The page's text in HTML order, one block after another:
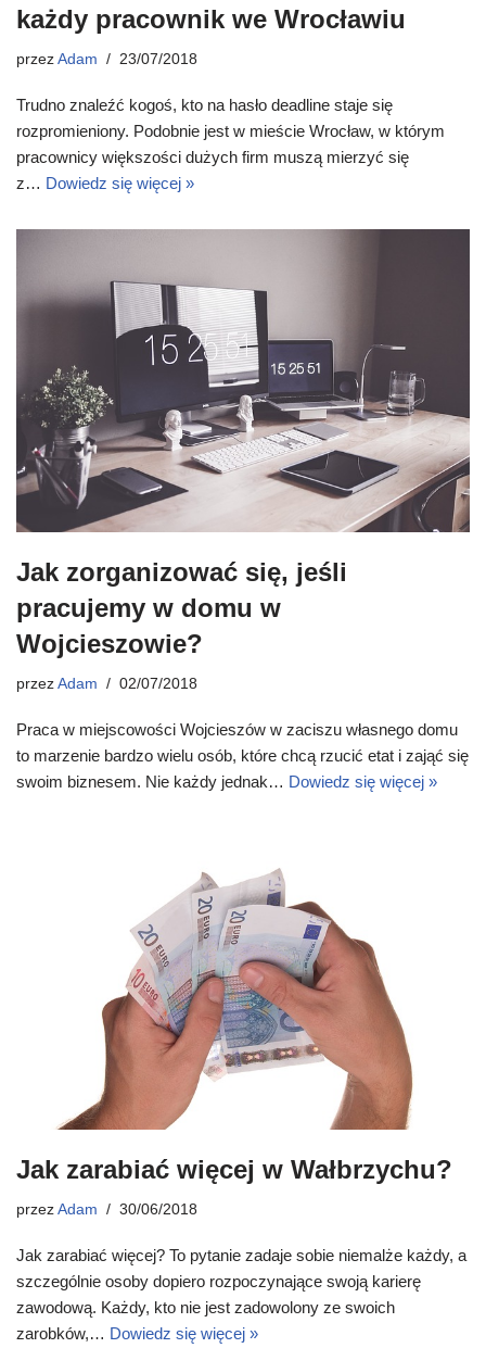
każdy pracownik we Wrocławiu
przez Adam 23/07/2018
Trudno znaleźć kogoś, kto na hasło deadline staje się
rozpromieniony. Podobnie jest w mieście Wrocław, w którym
pracownicy większości dużych firm muszą mierzyć się
z… Dowiedz się więcej »
Jak zorganizować się, jeśli
pracujemy w domu w
Wojcieszowie?
przez Adam 02/07/2018
Praca w miejscowości Wojcieszów w zaciszu własnego domu
to marzenie bardzo wielu osób, które chcą rzucić etat i zająć się
swoim biznesem. Nie każdy jednak… Dowiedz się więcej »
Jak zarabiać więcej w Wałbrzychu?
przez Adam 30/06/2018
Jak zarabiać więcej? To pytanie zadaje sobie niemalże każdy, a
szczególnie osoby dopiero rozpoczynające swoją karierę
zawodową. Każdy, kto nie jest zadowolony ze swoich
zarobków,… Dowiedz się więcej »